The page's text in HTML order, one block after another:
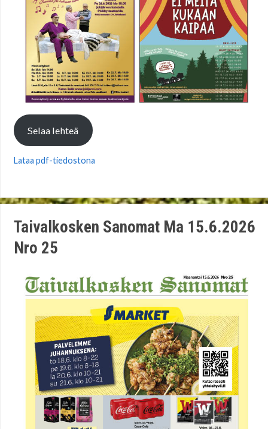
Selaa lehteä
Lataa pdf-tiedostona
Taivalkosken Sanomat Ma 15.6.2026
Nro 25